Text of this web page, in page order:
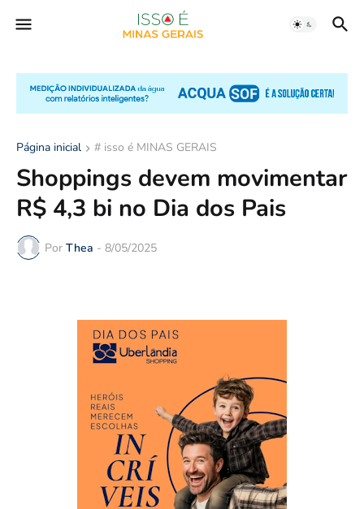
Página inicial # isso é MINAS GERAIS
Shoppings devem movimentar
R$ 4,3 bi no Dia dos Pais
Por Thea - 8/05/2025